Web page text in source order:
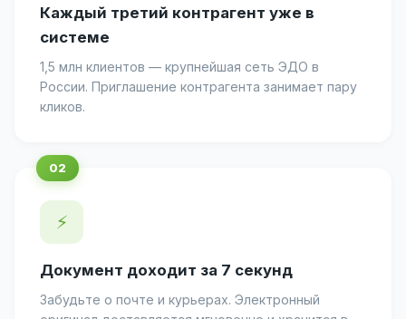
Каждый третий контрагент уже в
системе
1,5 млн клиентов — крупнейшая сеть ЭДО в
России. Приглашение контрагента занимает пару
кликов.
⚡
Документ доходит за 7 секунд
Забудьте о почте и курьерах. Электронный